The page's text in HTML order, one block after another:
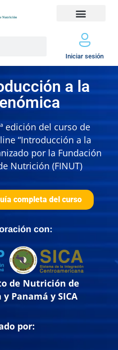
Iniciar sesión
a la
edición del curso de
“Introducción a la
por la Fundación
Nutrición (FINUT)
completa del curso
con:
de Nutrición de
Panamá y SICA
por: